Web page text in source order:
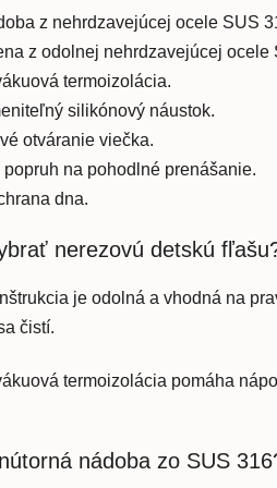
z nehrdzavejúcej ocele SUS
z odolnej nehrdzavejúcej ocele
termoizolácia.
silikónový náustok.
otváranie viečka.
na pohodlné prenášanie.
dna.
nerezovú detskú
je odolná a vhodná na
čistí.
termoizolácia pomáha
nádoba zo SUS